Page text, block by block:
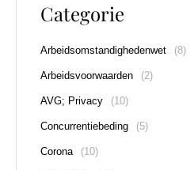
Categorie
Arbeidsomstandighedenwet (8)
Arbeidsvoorwaarden (2)
AVG; Privacy (10)
Concurrentiebeding (5)
Corona (10)